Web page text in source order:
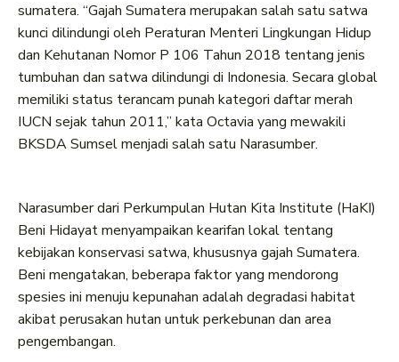
sumatera. “Gajah Sumatera merupakan salah satu satwa
kunci dilindungi oleh Peraturan Menteri Lingkungan Hidup
dan Kehutanan Nomor P 106 Tahun 2018 tentang jenis
tumbuhan dan satwa dilindungi di Indonesia. Secara global
memiliki status terancam punah kategori daftar merah
IUCN sejak tahun 2011,” kata Octavia yang mewakili
BKSDA Sumsel menjadi salah satu Narasumber.
Narasumber dari Perkumpulan Hutan Kita Institute (HaKI)
Beni Hidayat menyampaikan kearifan lokal tentang
kebijakan konservasi satwa, khususnya gajah Sumatera.
Beni mengatakan, beberapa faktor yang mendorong
spesies ini menuju kepunahan adalah degradasi habitat
akibat perusakan hutan untuk perkebunan dan area
pengembangan.